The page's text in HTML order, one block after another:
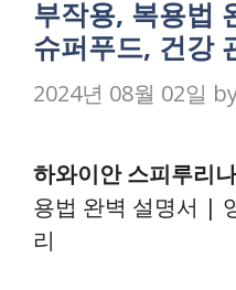
부작용, 복용법
슈퍼푸드, 건강
2024년 08월 02일
하와이안 스피루리나
용법 완벽 설명서 |
리